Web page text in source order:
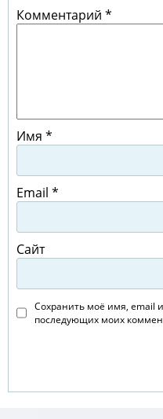
Комментарий *
Имя *
Email *
Сайт
Сохранить моё имя, email
последующих моих